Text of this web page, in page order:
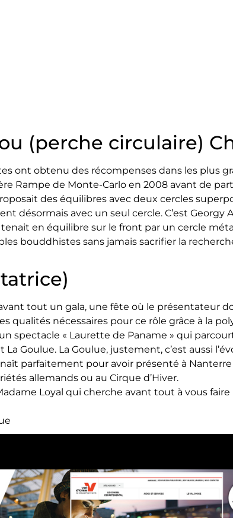
(perche circulaire)
ont obtenu des récompenses dans les plus
Rampe de Monte-Carlo en 2008 avant de
des équilibres avec deux cercles
désormais avec un seul cercle. C’est
en équilibre sur le front par un cercle
bouddhistes sans jamais sacrifier la
tout un gala, une fête où le présentateur
qualités nécessaires pour ce rôle grâce à la
spectacle « Laurette de Paname » qui
Goulue. La Goulue, justement, c’est aussi
parfaitement pour avoir présenté à
allemands ou au Cirque d’Hiver.
Loyal qui cherche avant tout à vous